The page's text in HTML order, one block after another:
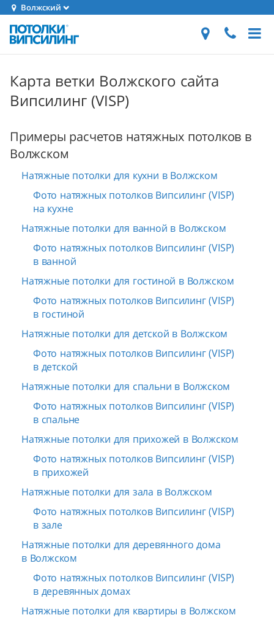
Волжский
Карта ветки Волжского сайта
Випсилинг (VISP)
Примеры расчетов натяжных потолков в
Волжском
Натяжные потолки для кухни в Волжском
Фото натяжных потолков Випсилинг (VISP)
на кухне
Натяжные потолки для ванной в Волжском
Фото натяжных потолков Випсилинг (VISP)
в ванной
Натяжные потолки для гостиной в Волжском
Фото натяжных потолков Випсилинг (VISP)
в гостиной
Натяжные потолки для детской в Волжском
Фото натяжных потолков Випсилинг (VISP)
в детской
Натяжные потолки для спальни в Волжском
Фото натяжных потолков Випсилинг (VISP)
в спальне
Натяжные потолки для прихожей в Волжском
Фото натяжных потолков Випсилинг (VISP)
в прихожей
Натяжные потолки для зала в Волжском
Фото натяжных потолков Випсилинг (VISP)
в зале
Натяжные потолки для деревянного дома
в Волжском
Фото натяжных потолков Випсилинг (VISP)
в деревянных домах
Натяжные потолки для квартиры в Волжском